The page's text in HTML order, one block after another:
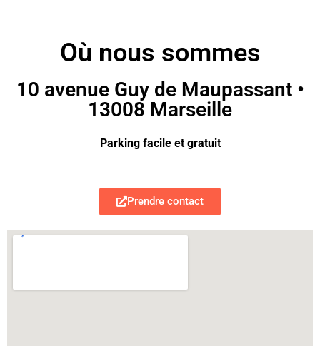
Où nous sommes
10 avenue Guy de Maupassant •
13008 Marseille
Parking facile et gratuit
Prendre contact